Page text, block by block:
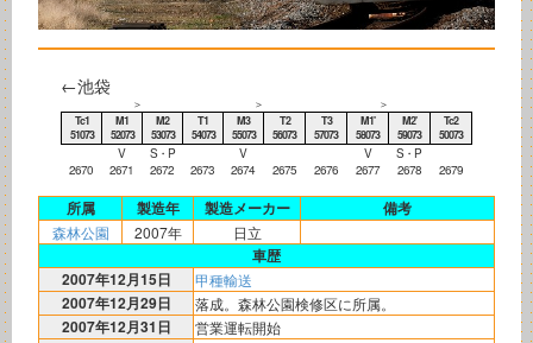
←池袋
＞ ＞
＞
Tc1
51073
M1
52073
M2
53073
T1
54073
M3
55073
T2
56073
T3
57073
M1'
58073
M2'
59073
Tc2
50073
V S・P V V
S・P
2670
2671 2672 2673 2674 2675 2676 2677 2678 2679
所属 製造年 製造メーカー 備考
森林公園 2007年 日立
車歴
2007年12月15日
甲種輸送
2007年12月29日 落成。森林公園検修区に所属。
2007年12月31日 営業運転開始